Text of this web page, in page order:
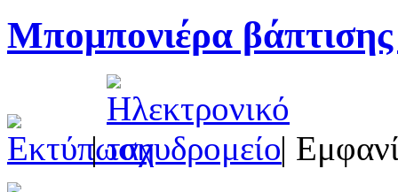
Μπομπονιέρα
| |